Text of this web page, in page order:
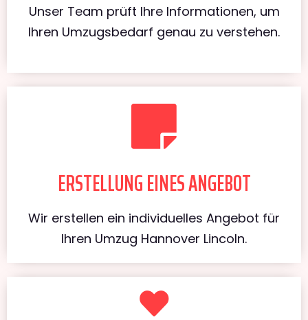
Unser Team prüft Ihre Informationen, um
Ihren Umzugsbedarf genau zu verstehen.
ERSTELLUNG EINES ANGEBOT
Wir erstellen ein individuelles Angebot für
Ihren Umzug Hannover Lincoln.